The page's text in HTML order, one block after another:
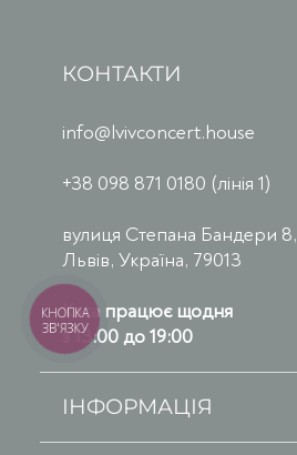
КОНТАКТИ
info@lvivconcert.house
+38 098 871 0180 (лінія 1)
вулиця Степана Бандери 8,
Львів, Україна, 79013
Каса працює щодня
з 13:00 до 19:00
ІНФОРМАЦІЯ
КНОПКА
ЗВ'ЯЗКУ